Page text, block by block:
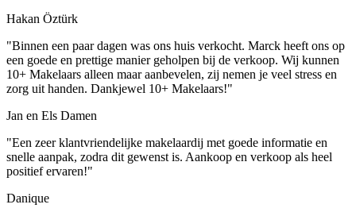
Hakan Öztürk
"Binnen een paar dagen was ons huis verkocht. Marck heeft ons op
een goede en prettige manier geholpen bij de verkoop. Wij kunnen
10+ Makelaars alleen maar aanbevelen, zij nemen je veel stress en
zorg uit handen. Dankjewel 10+ Makelaars!"
Jan en Els Damen
"Een zeer klantvriendelijke makelaardij met goede informatie en
snelle aanpak, zodra dit gewenst is. Aankoop en verkoop als heel
positief ervaren!"
Danique